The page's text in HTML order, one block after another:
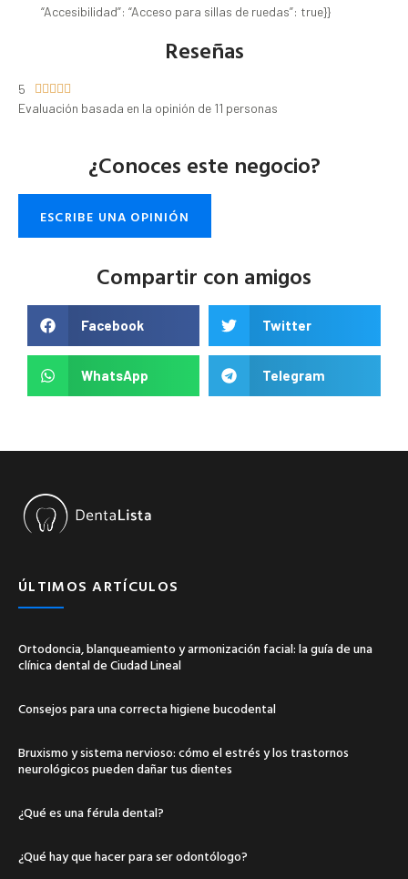
“Accesibilidad”: “Acceso para sillas de ruedas”: true}}
Reseñas
5     
Evaluación basada en la opinión de 11 personas
¿Conoces este negocio?
ESCRIBE UNA OPINIÓN
Compartir con amigos
Facebook Twitter
WhatsApp Telegram
ÚLTIMOS ARTÍCULOS
Ortodoncia, blanqueamiento y armonización facial: la guía de una
clínica dental de Ciudad Lineal
Consejos para una correcta higiene bucodental
Bruxismo y sistema nervioso: cómo el estrés y los trastornos
neurológicos pueden dañar tus dientes
¿Qué es una férula dental?
¿Qué hay que hacer para ser odontólogo?